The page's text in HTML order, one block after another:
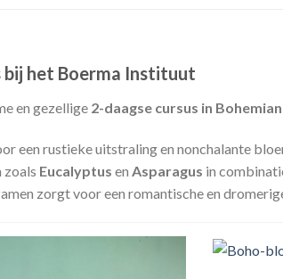
bij het Boerma Instituut
en gezellige 2-daagse cursus in
een rustieke uitstraling en nonchalante
zoals Eucalyptus en Asparagus in
zorgt voor een romantische en